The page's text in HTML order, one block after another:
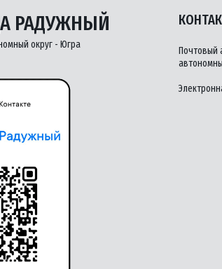
РАДУЖНЫЙ
округ - Югра
Почтовый